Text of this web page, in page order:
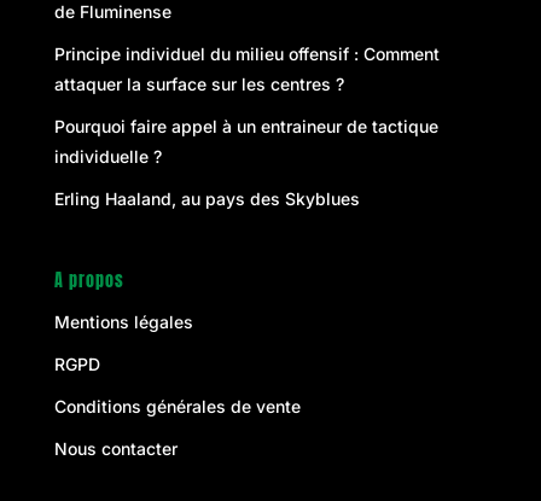
de Fluminense
Principe individuel du milieu offensif : Comment
attaquer la surface sur les centres ?
Pourquoi faire appel à un entraineur de tactique
individuelle ?
Erling Haaland, au pays des Skyblues
A propos
Mentions légales
RGPD
Conditions générales de vente
Nous contacter